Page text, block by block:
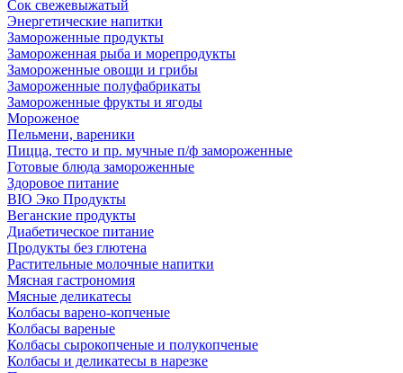
Сок свежевыжатый
Энергетические напитки
Замороженные продукты
Замороженная рыба и морепродукты
Замороженные овощи и грибы
Замороженные полуфабрикаты
Замороженные фрукты и ягоды
Мороженое
Пельмени, вареники
Пицца, тесто и пр. мучные п/ф замороженные
Готовые блюда замороженные
Здоровое питание
BIO Эко Продукты
Веганские продукты
Диабетическое питание
Продукты без глютена
Растительные молочные напитки
Мясная гастрономия
Мясные деликатесы
Колбасы варено-копченые
Колбасы вареные
Колбасы сырокопченые и полукопченые
Колбасы и деликатесы в нарезке